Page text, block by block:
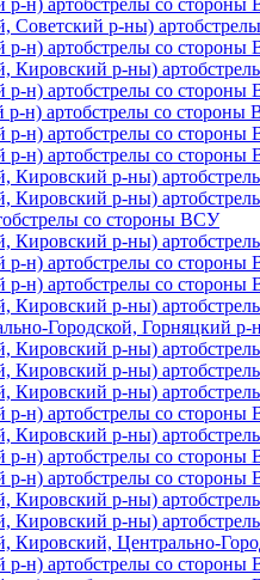
Советский р-ны)
р-н) артобстрелы со
Кировский р-ны)
р-н) артобстрелы со
р-н) артобстрелы со стороны
р-н) артобстрелы со
р-н) артобстрелы со
Кировский р-ны)
Кировский р-ны)
со стороны ВСУ
Кировский р-ны)
р-н) артобстрелы со
р-н) артобстрелы со
Кировский р-ны)
Городской, Горняцкий
Кировский р-ны)
Кировский р-ны)
Кировский р-ны)
р-н) артобстрелы со
Кировский р-ны)
р-н) артобстрелы со
р-н) артобстрелы со
Кировский р-ны)
Кировский р-ны)
Кировский, Центрально-
р-н) артобстрелы со